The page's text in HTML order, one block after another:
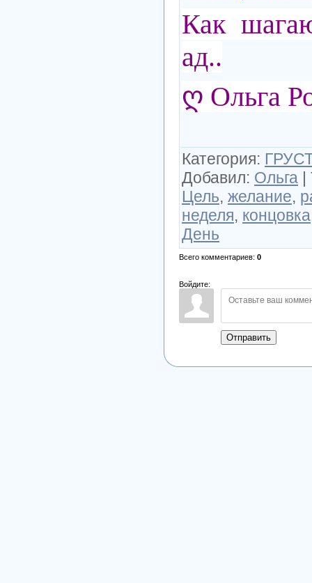
Как
ад..
ღ Ольга
Категория:
Добавил: Ольга |
Цель, желание,
неделя, концовка
День
Всего комментариев: 0
Войдите:
Отправить